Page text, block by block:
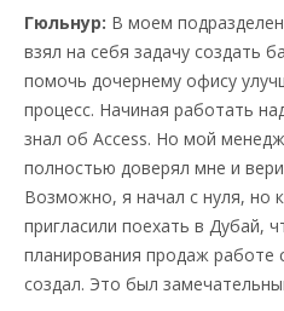
Гюльнур: В моем
взял на себя задачу создать
помочь дочернему офису
процесс. Начиная работать
знал об Access. Но мой
полностью доверял мне и
Возможно, я начал с нуля, но
пригласили поехать в Дубай,
планирования продаж работе
создал. Это был